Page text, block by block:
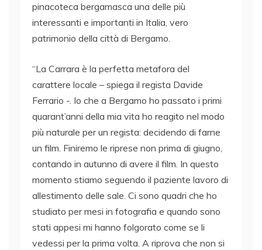
pinacoteca bergamasca una delle più
interessanti e importanti in Italia, vero
patrimonio della città di Bergamo.
“La Carrara è la perfetta metafora del
carattere locale – spiega il regista Davide
Ferrario -. Io che a Bergamo ho passato i primi
quarant’anni della mia vita ho reagito nel modo
più naturale per un regista: decidendo di farne
un film. Finiremo le riprese non prima di giugno,
contando in autunno di avere il film. In questo
momento stiamo seguendo il paziente lavoro di
allestimento delle sale. Ci sono quadri che ho
studiato per mesi in fotografia e quando sono
stati appesi mi hanno folgorato come se li
vedessi per la prima volta. A riprova che non si